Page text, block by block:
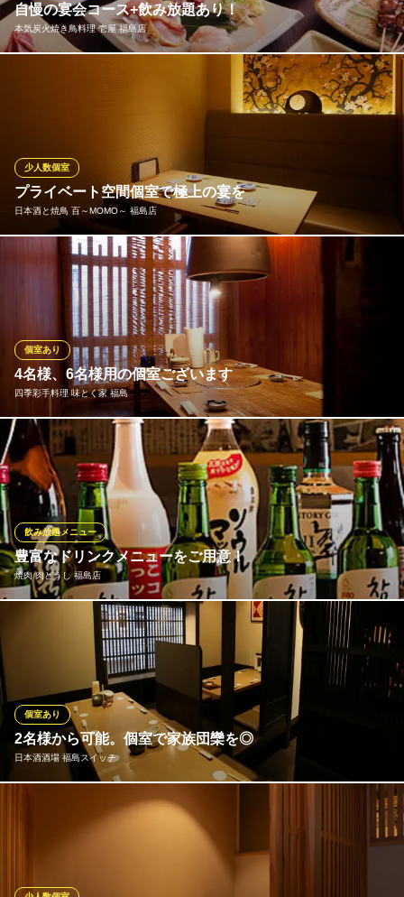
カラオケ ビッグエコー 野田阪神駅前店
全席完全ソファ個室空間
大阪メトロ千日前線野田阪神駅 徒歩1分
大阪府大阪市福島区吉野2-15-12 カドヤビル5～7F
自慢の宴会コース+飲み放題あり！
本気炭火焼き鳥料理 壱屋 福島店
焼き鳥を堪能したいなら『壱屋』！ブランド地鶏を使用した自慢
の料理を堪能できる、同窓会・会社宴会にぴったりのコースご用
意！自慢の地鶏を美味しいお酒と共に！各種ご宴会ご予約承り中■
供しております。
本気炭火焼き鳥料理 壱屋 福島店
炭火焼と日本酒の居酒屋
ＪＲ福島駅 徒歩1分
大阪府大阪市福島区福島7-11-52
プライベート空間個室で極上の宴を
日本酒と焼鳥 百～MOMO～ 福島店
少人数個室
4名様向け個室が3部屋、仕切りを外すことで12名様での個室とし
てご対応いただけます。
日本酒と焼鳥 百～MOMO～ 福島店
福島,日本酒,焼鳥
ＪＲ大阪環状線福島駅 徒歩4分
大阪府大阪市福島区福島1-6-10 パールスタイル福島1F
4名様、6名様用の個室ございます
四季彩手料理 味とく家 福島
個室あり
4名様、6名様の個室をご用意。掘り炬燵でゆっくりお寛ぎくださ
い。 コース料理はお客様のご要望に合わせて料理をお出しさせて
いただきます。 ご利用目的、総合のご予算、お客様の年齢や男
性・女性の人数などを出来るだけ配慮させた形でご予約のお客様
の為だけのメニューを決めさせて頂きます。
※こちらは夜のみのこだわりです。
四季彩手料理 味とく家 福島
福島/個室/和食/接待
ＪＲ大阪環状線福島駅 徒歩1分
大阪府大阪市福島区福島5-10-6
豊富なドリンクメニューをご用意！
焼肉 肉どうし 福島店
飲み放題メニュー
お酒だってここまでできる。「幸福をいただくための演出」宴会
や会社の集まり、女子会や家族とのお食事など様々なシーンでご
利用いただけます！皆様のご予約を心よりお待ちしております◎
特別な時間をお過ごしください♪
焼肉 肉どうし 福島店
黒毛和牛の本格焼肉
阪神本線福島駅 徒歩1分
大阪府大阪市福島区福島5-14-6 福島阪神クレセントビル1F
2名様から可能。個室で家族団欒を◎
日本酒酒場 福島スイッチ
個室あり
2Fのワンフロア掘りごたつ席は、2名～22名様までご利用可能な
個室空間！！各種宴会利用に大人気のお席ですが、こういった時
期ですので2名様から少人数でもご利用可能。ゆったり落ち着いた
家で、楽しいひと時をお過ごしください。ご予約お待ちしており